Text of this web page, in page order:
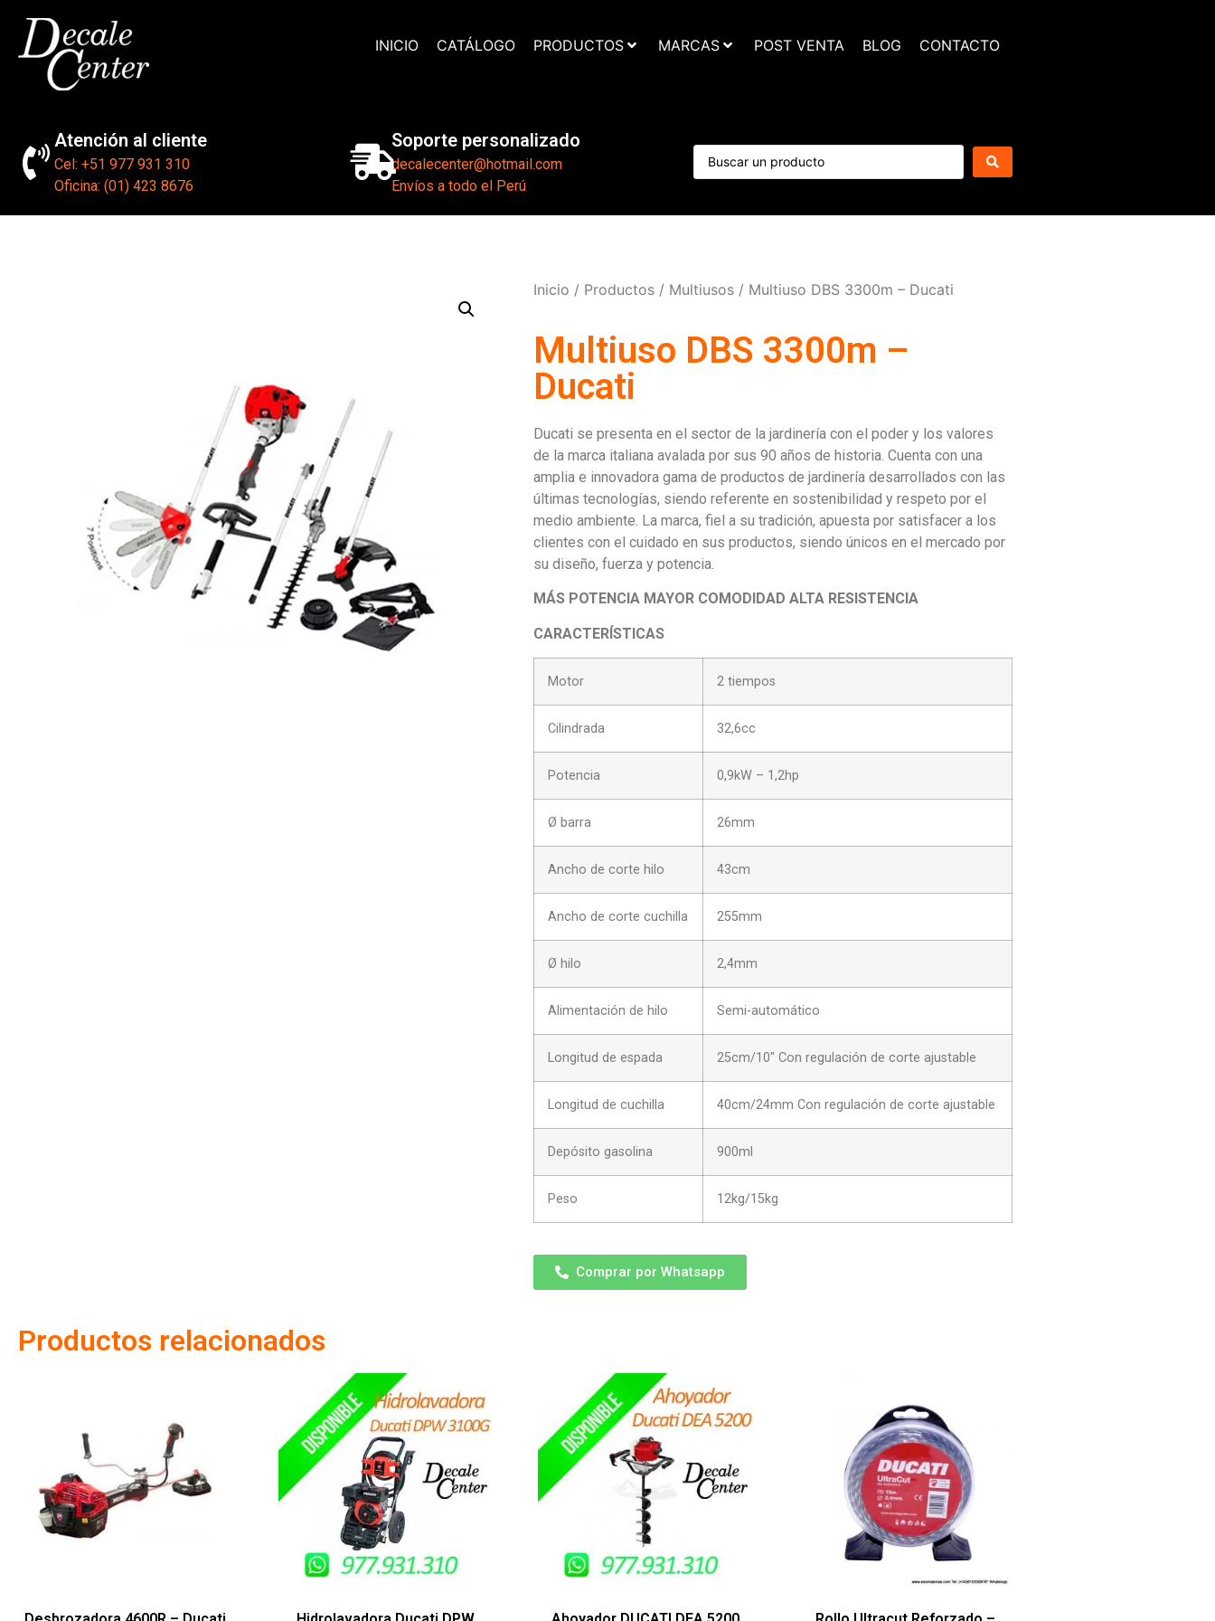
INICIO CATÁLOGO PRODUCTOS MARCAS POST VENTA BLOG CONTACTO
Atención al cliente
Cel: +51 977 931 310
Oficina: (01) 423 8676
Soporte personalizado
decalecenter@hotmail.com
Envíos a todo el Perú
Inicio / Productos / Multiusos / Multiuso DBS 3300m – Ducati
Multiuso DBS 3300m –
Ducati
Ducati se presenta en el sector de la jardinería con el poder y los valores
de la marca italiana avalada por sus 90 años de historia. Cuenta con una
amplia e innovadora gama de productos de jardinería desarrollados con las
últimas tecnologías, siendo referente en sostenibilidad y respeto por el
medio ambiente. La marca, fiel a su tradición, apuesta por satisfacer a los
clientes con el cuidado en sus productos, siendo únicos en el mercado por
su diseño, fuerza y potencia.
MÁS POTENCIA MAYOR COMODIDAD ALTA RESISTENCIA
CARACTERÍSTICAS
Motor 2 tiempos
Cilindrada 32,6cc
Potencia 0,9kW – 1,2hp
Ø barra 26mm
Ancho de corte hilo 43cm
Ancho de corte cuchilla 255mm
Ø hilo 2,4mm
Alimentación de hilo Semi-automático
Longitud de espada 25cm/10″ Con regulación de corte ajustable
Longitud de cuchilla 40cm/24mm Con regulación de corte ajustable
Depósito gasolina 900ml
Peso 12kg/15kg
Comprar por Whatsapp
Productos relacionados